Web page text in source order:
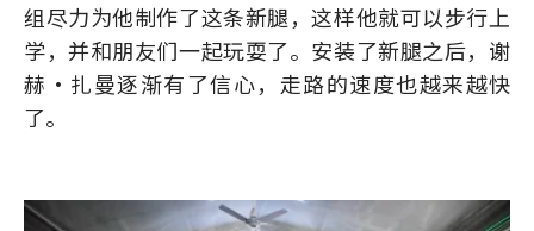
组尽力为他制作了这条新腿，这样他就可以步行上
学，并和朋友们一起玩耍了。安装了新腿之后，谢
赫·扎曼逐渐有了信心，走路的速度也越来越快
了。